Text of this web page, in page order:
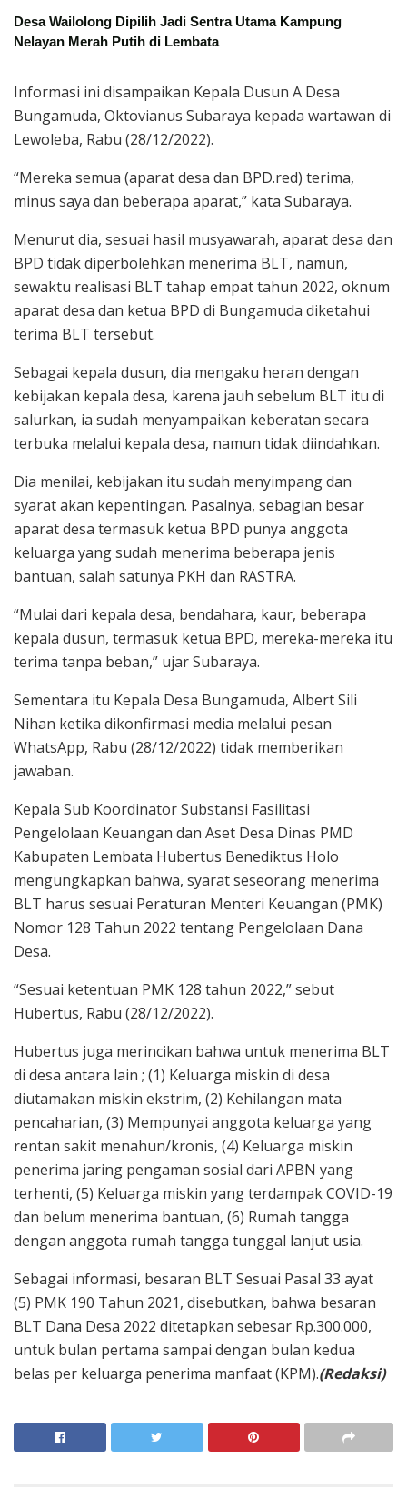
Desa Wailolong Dipilih Jadi Sentra Utama Kampung
Nelayan Merah Putih di Lembata
Informasi ini disampaikan Kepala Dusun A Desa
Bungamuda, Oktovianus Subaraya kepada wartawan di
Lewoleba, Rabu (28/12/2022).
“Mereka semua (aparat desa dan BPD.red) terima,
minus saya dan beberapa aparat,” kata Subaraya.
Menurut dia, sesuai hasil musyawarah, aparat desa dan
BPD tidak diperbolehkan menerima BLT, namun,
sewaktu realisasi BLT tahap empat tahun 2022, oknum
aparat desa dan ketua BPD di Bungamuda diketahui
terima BLT tersebut.
Sebagai kepala dusun, dia mengaku heran dengan
kebijakan kepala desa, karena jauh sebelum BLT itu di
salurkan, ia sudah menyampaikan keberatan secara
terbuka melalui kepala desa, namun tidak diindahkan.
Dia menilai, kebijakan itu sudah menyimpang dan
syarat akan kepentingan. Pasalnya, sebagian besar
aparat desa termasuk ketua BPD punya anggota
keluarga yang sudah menerima beberapa jenis
bantuan, salah satunya PKH dan RASTRA.
“Mulai dari kepala desa, bendahara, kaur, beberapa
kepala dusun, termasuk ketua BPD, mereka-mereka itu
terima tanpa beban,” ujar Subaraya.
Sementara itu Kepala Desa Bungamuda, Albert Sili
Nihan ketika dikonfirmasi media melalui pesan
WhatsApp, Rabu (28/12/2022) tidak memberikan
jawaban.
Kepala Sub Koordinator Substansi Fasilitasi
Pengelolaan Keuangan dan Aset Desa Dinas PMD
Kabupaten Lembata Hubertus Benediktus Holo
mengungkapkan bahwa, syarat seseorang menerima
BLT harus sesuai Peraturan Menteri Keuangan (PMK)
Nomor 128 Tahun 2022 tentang Pengelolaan Dana
Desa.
“Sesuai ketentuan PMK 128 tahun 2022,” sebut
Hubertus, Rabu (28/12/2022).
Hubertus juga merincikan bahwa untuk menerima BLT
di desa antara lain ; (1) Keluarga miskin di desa
diutamakan miskin ekstrim, (2) Kehilangan mata
pencaharian, (3) Mempunyai anggota keluarga yang
rentan sakit menahun/kronis, (4) Keluarga miskin
penerima jaring pengaman sosial dari APBN yang
terhenti, (5) Keluarga miskin yang terdampak COVID-19
dan belum menerima bantuan, (6) Rumah tangga
dengan anggota rumah tangga tunggal lanjut usia.
Sebagai informasi, besaran BLT Sesuai Pasal 33 ayat
(5) PMK 190 Tahun 2021, disebutkan, bahwa besaran
BLT Dana Desa 2022 ditetapkan sebesar Rp.300.000,
untuk bulan pertama sampai dengan bulan kedua
belas per keluarga penerima manfaat (KPM).(Redaksi)